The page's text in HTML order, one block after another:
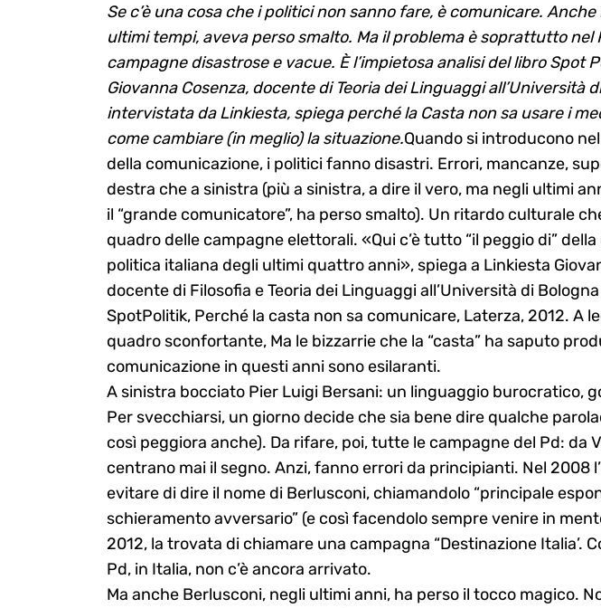
Se c’è una cosa che i politici non sanno fare, è comunicare.
ultimi tempi, aveva perso smalto. Ma il problema è soprattutto nel
campagne disastrose e vacue. È l’impietosa analisi del libro Spot
Giovanna Cosenza, docente di Teoria dei Linguaggi all’Università
intervistata da Linkiesta, spiega perché la Casta non sa usare i
come cambiare (in meglio) la situazione.Quando si introducono
della comunicazione, i politici fanno disastri. Errori, mancanze,
destra che a sinistra (più a sinistra, a dire il vero, ma negli ultimi
il “grande comunicatore”, ha perso smalto). Un ritardo culturale
quadro delle campagne elettorali. «Qui c’è tutto “il peggio di”
politica italiana degli ultimi quattro anni», spiega a Linkiesta
docente di Filosofia e Teoria dei Linguaggi all’Università di
SpotPolitik, Perché la casta non sa comunicare, Laterza, 2012. A
quadro sconfortante, Ma le bizzarrie che la “casta” ha saputo
comunicazione in questi anni sono esilaranti.
A sinistra bocciato Pier Luigi Bersani: un linguaggio burocratico,
Per svecchiarsi, un giorno decide che sia bene dire qualche
così peggiora anche). Da rifare, poi, tutte le campagne del Pd: da
centrano mai il segno. Anzi, fanno errori da principianti. Nel 2008
evitare di dire il nome di Berlusconi, chiamandolo “principale
schieramento avversario” (e così facendolo sempre venire in
2012, la trovata di chiamare una campagna “Destinazione Italia’.
Pd, in Italia, non c’è ancora arrivato.
Ma anche Berlusconi, negli ultimi anni, ha perso il tocco magico.